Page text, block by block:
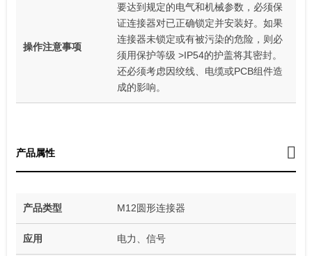
操作注意事项
要达到规定的电气和机械参数，必须保
证连接器对已正确锁定并安装好。如果
连接器未锁定或有被污染的危险，则必
须用保护等级 >IP54的护盖将其密封。
还必须考虑因绞线、电缆或PCB组件造
成的影响。
产品属性
产品类型 M12圆形连接器
应用 电力、信号